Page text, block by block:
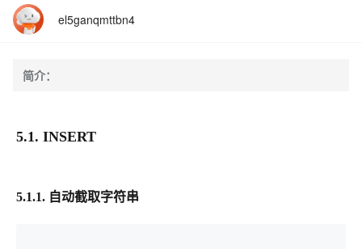
el5ganqmttbn4
简介：
5.1. INSERT
5.1.1. 自动截取字符串